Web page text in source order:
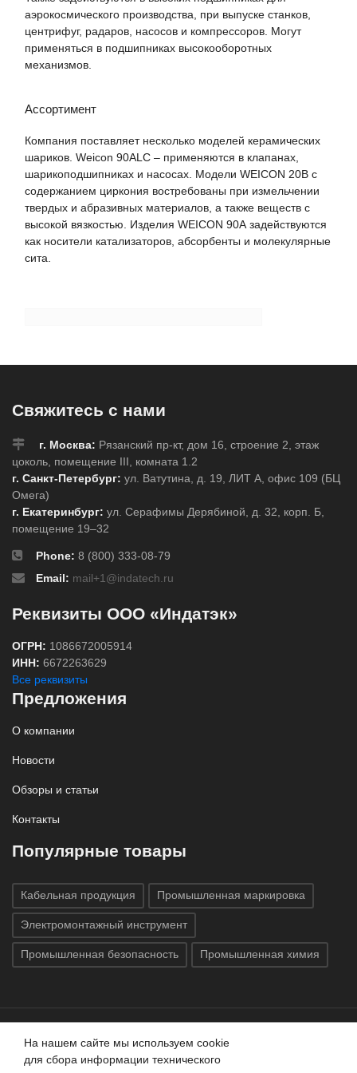
аэрокосмического производства, при выпуске станков,
центрифуг, радаров, насосов и компрессоров. Могут
применяться в подшипниках высокооборотных
механизмов.
Ассортимент
Компания поставляет несколько моделей керамических
шариков. Weicon 90АLC – применяются в клапанах,
шарикоподшипниках и насосах. Модели WEICON 20В с
содержанием циркония востребованы при измельчении
твердых и абразивных материалов, а также веществ с
высокой вязкостью. Изделия WEICON 90А задействуются
как носители катализаторов, абсорбенты и молекулярные
сита.
Свяжитесь с нами
г. Москва: Рязанский пр-кт, дом 16, строение 2, этаж
цоколь, помещение III, комната 1.2
г. Санкт-Петербург: ул. Ватутина, д. 19, ЛИТ А, офис 109 (БЦ
Омега)
г. Екатеринбург: ул. Серафимы Дерябиной, д. 32, корп. Б,
помещение 19–32
Phone: 8 (800) 333-08-79
Email: mail+1@indatech.ru
Реквизиты ООО «Индатэк»
ОГРН: 1086672005914
ИНН: 6672263629
Все реквизиты
Предложения
О компании
Новости
Обзоры и статьи
Контакты
Популярные товары
Кабельная продукция Промышленная маркировка
Электромонтажный инструмент
Промышленная безопасность Промышленная химия
Все права защищены © 2020 ГК «Индатэк»
защищены.Использование материалов с сайта запрещено.
На нашем сайте мы используем cookie
для сбора информации технического